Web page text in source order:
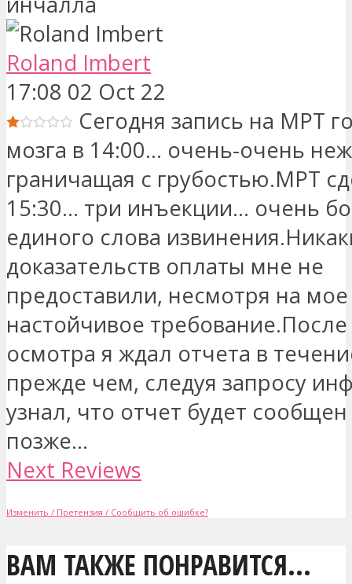
Roland Imbert
17:08 02 Oct 22
Сегодня запись на МРТ
мозга в 14:00... очень-очень
граничащая с грубостью.МРТ
15:30... три инъекции... очень
единого слова
доказательств оплаты мне не
предоставили, несмотря на мое
настойчивое
осмотра я ждал отчета в
прежде чем, следуя запросу
узнал, что отчет будет
позже...
Next Reviews
Изменить / Претензия / Сообщить об ошибке?
ВАМ ТАКЖЕ ПОНРАВИТСЯ...